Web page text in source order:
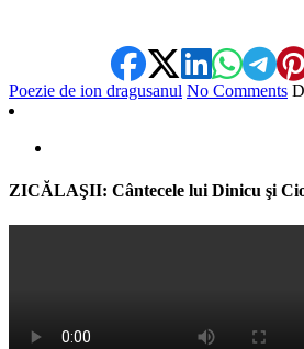
Poezie de ion dragusanul No Comments
ZICĂLAŞII: Cântecele lui Dinicu şi